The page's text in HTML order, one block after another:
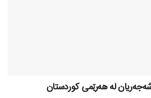
لە هەرێمی کوردستان